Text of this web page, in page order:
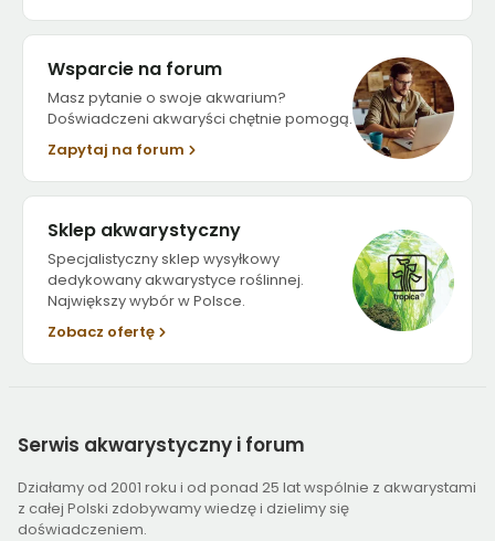
Wsparcie na forum
Masz pytanie o swoje akwarium?
Doświadczeni akwaryści chętnie pomogą.
Zapytaj na forum
Sklep akwarystyczny
Specjalistyczny sklep wysyłkowy
dedykowany akwarystyce roślinnej.
Największy wybór w Polsce.
Zobacz ofertę
Serwis akwarystyczny i forum
Działamy od 2001 roku i od ponad 25 lat wspólnie z akwarystami
z całej Polski zdobywamy wiedzę i dzielimy się
doświadczeniem.